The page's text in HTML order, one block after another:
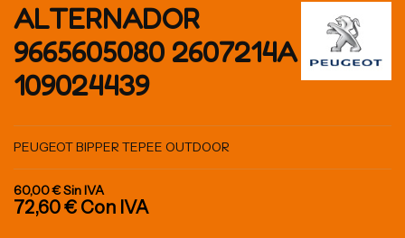
ALTERNADOR
9665605080 2607214A
109024439
PEUGEOT BIPPER TEPEE OUTDOOR
60,00 €Sin IVA
72,60 € Con IVA